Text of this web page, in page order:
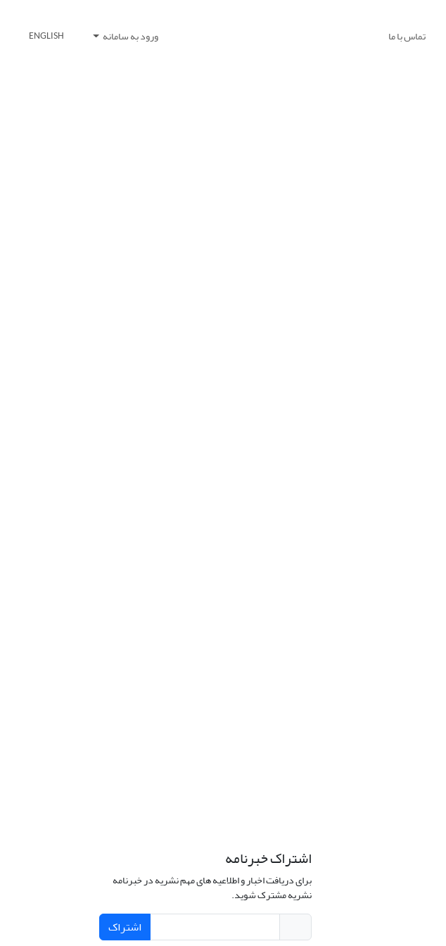
تماس با ما ورود به سامانه ENGLISH
اشتراک خبرنامه
برای دریافت اخبار و اطلاعیه های مهم نشریه در خبرنامه
نشریه مشترک شوید.
اشتراک